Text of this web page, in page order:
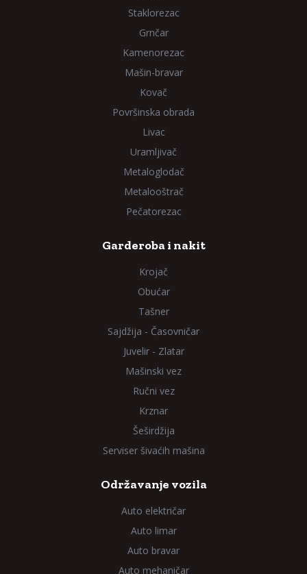
Staklorezac
Grnčar
Kamenorezac
Mašin-bravar
Kovač
Površinska obrada
Livac
Uramljivač
Metaloglodač
Metalooštrač
Pečatorezac
Garderoba i nakit
Krojač
Obućar
Tašner
Sajdžija - Časovničar
Juvelir - Zlatar
Mašinski vez
Ručni vez
Krznar
Šeširdžija
Serviser šivaćih mašina
Održavanje vozila
Auto električar
Auto limar
Auto bravar
Auto mehaničar